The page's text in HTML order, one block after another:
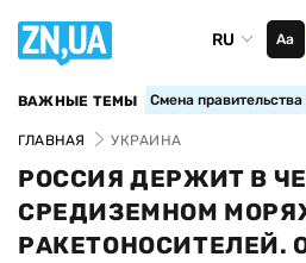
RU Аа
ВАЖНЫЕ ТЕМЫ Смена
ГЛАВНАЯ УКРАИНА
РОССИЯ ДЕРЖИТ В
СРЕДИЗЕМНОМ
РАКЕТОНОСИТЕЛЕЙ.